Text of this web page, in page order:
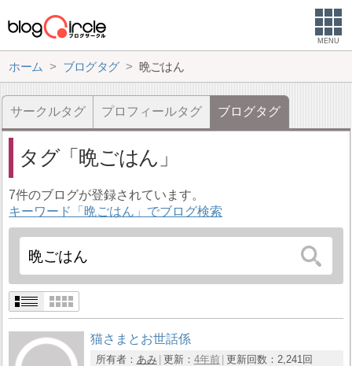
MENU
ホーム ブログタグ 晩ごはん
サークルタグ プロフィールタグ ブログタグ
タグ 晩ごはん
7件のブログが登録されています。
キーワード「晩ごはん」でブログ検索
猫さまとお世話係
所有者： あみ 更新： 4年前 更新回数： 2,241回